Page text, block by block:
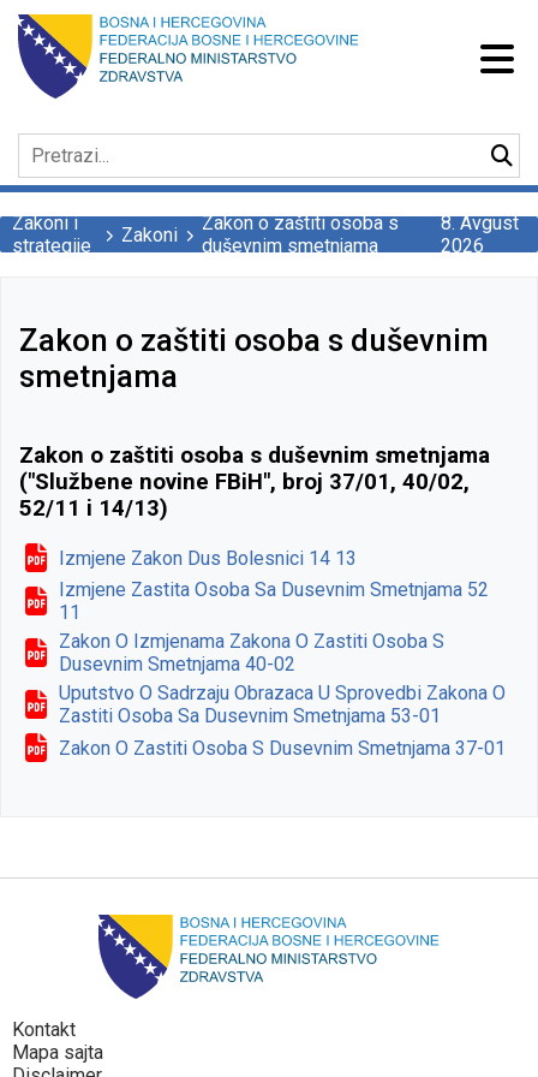
Zakoni i
strategije
Zakoni
Zakon o zaštiti osoba s
duševnim smetnjama
8. Avgust
2026
Zakon o zaštiti osoba s duševnim
smetnjama
Zakon o zaštiti osoba s duševnim smetnjama
("Službene novine FBiH", broj 37/01, 40/02,
52/11 i 14/13)
Izmjene Zakon Dus Bolesnici 14 13
Izmjene Zastita Osoba Sa Dusevnim Smetnjama 52
11
Zakon O Izmjenama Zakona O Zastiti Osoba S
Dusevnim Smetnjama 40-02
Uputstvo O Sadrzaju Obrazaca U Sprovedbi Zakona O
Zastiti Osoba Sa Dusevnim Smetnjama 53-01
Zakon O Zastiti Osoba S Dusevnim Smetnjama 37-01
Kontakt
Mapa sajta